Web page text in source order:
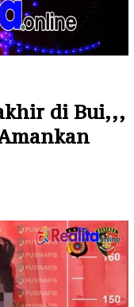
di Bui,,,